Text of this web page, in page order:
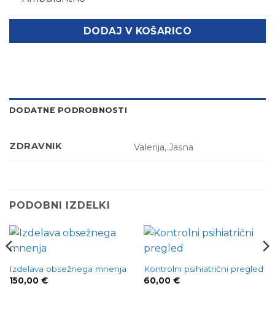
DODAJ V KOŠARICO
DODATNE PODROBNOSTI
ZDRAVNIK Valerija, Jasna
PODOBNI IZDELKI
Izdelava obsežnega mnenja
150,00 €
Kontrolni psihiatrični pregled
60,00 €